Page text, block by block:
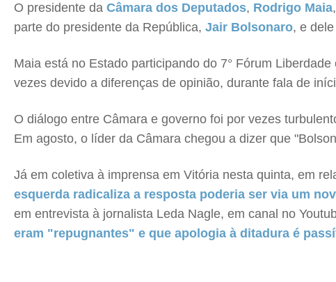
O presidente da Câmara dos Deputados, Rodrigo Maia,
parte do presidente da República, Jair Bolsonaro, e
Maia está no Estado participando do 7° Fórum
vezes devido a diferenças de opinião, durante fala de
O diálogo entre Câmara e governo foi por vezes
Em agosto, o líder da Câmara chegou a dizer que
Já em coletiva à imprensa em Vitória nesta quinta, em
esquerda radicaliza a resposta poderia ser via um
em entrevista à jornalista Leda Nagle, em canal no
eram "repugnantes" e que apologia à ditadura é